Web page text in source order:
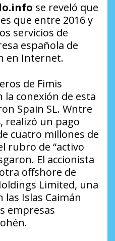
se reveló que
que entre 2016 y
servicios de
española de
en Internet.
de Fimis
conexión de esta
Spain SL. Wntre
realizó un pago
cuatro millones de
rubro de “activo
El accionista
offshore de
Limited, una
Islas Caimán
empresas